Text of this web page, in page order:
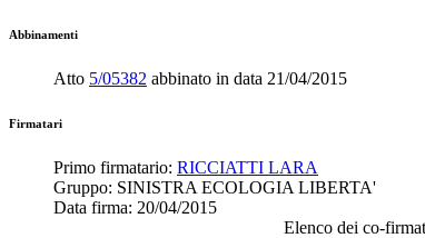
Abbinamenti
Atto 5/05382 abbinato in data 21/04/2015
Firmatari
Primo firmatario: RICCIATTI LARA
Gruppo: SINISTRA ECOLOGIA LIBERTA'
Data firma: 20/04/2015
Elenco dei co-